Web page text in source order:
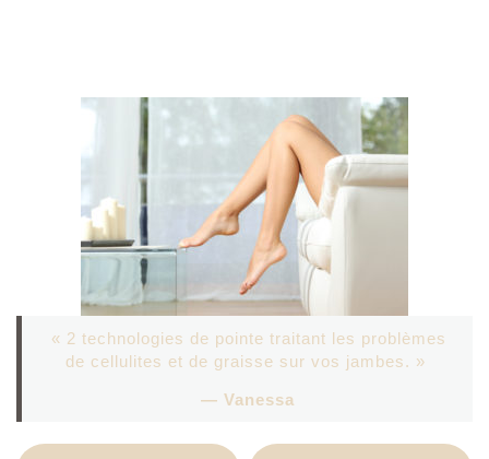
« 2 technologies de pointe traitant les problèmes
de cellulites et de graisse sur vos jambes. »
— Vanessa